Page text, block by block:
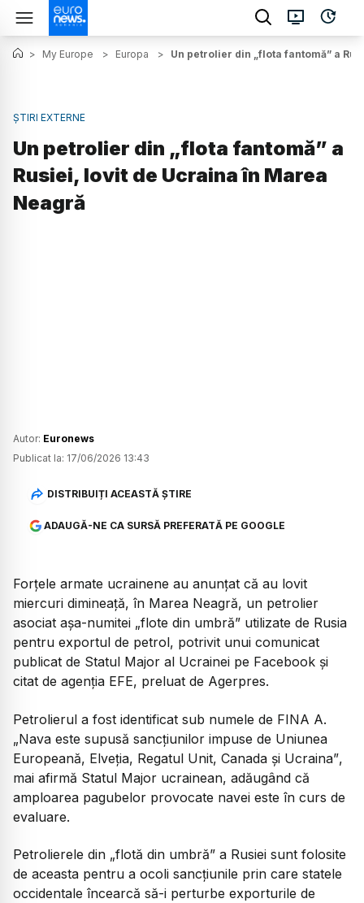
> My Europe > Europa > Un petrolier din „flota fantomă” a
ȘTIRI EXTERNE
Un petrolier din „flota fantomă” a
Rusiei, lovit de Ucraina în Marea
Neagră
Autor: Euronews
Publicat la: 17/06/2026 13:43
DISTRIBUIȚI ACEASTĂ ȘTIRE
ADAUGĂ-NE CA SURSĂ PREFERATĂ PE GOOGLE
Forțele armate ucrainene au anunțat că au lovit
miercuri dimineață, în Marea Neagră, un petrolier
asociat așa-numitei „flote din umbră” utilizate de Rusia
pentru exportul de petrol, potrivit unui comunicat
publicat de Statul Major al Ucrainei pe Facebook și
citat de agenția EFE, preluat de Agerpres.
Petrolierul a fost identificat sub numele de FINA A.
„Nava este supusă sancțiunilor impuse de Uniunea
Europeană, Elveția, Regatul Unit, Canada și Ucraina”,
mai afirmă Statul Major ucrainean, adăugând că
amploarea pagubelor provocate navei este în curs de
evaluare.
Petrolierele din „flotă din umbră” a Rusiei sunt folosite
de aceasta pentru a ocoli sancțiunile prin care statele
occidentale încearcă să-i perturbe exporturile de